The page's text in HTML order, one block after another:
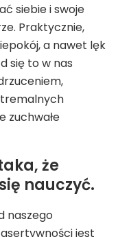
siebie i swoje
Praktycznie,
a nawet lęk
się to w nas
zuchwałe
że
nauczyć.
naszego
jest